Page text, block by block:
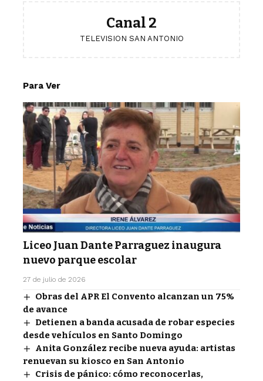
Canal 2
TELEVISION SAN ANTONIO
Para Ver
Liceo Juan Dante Parraguez inaugura
nuevo parque escolar
27 de julio de 2026
Obras del APR El Convento alcanzan un 75%
de avance
Detienen a banda acusada de robar especies
desde vehículos en Santo Domingo
Anita González recibe nueva ayuda: artistas
renuevan su kiosco en San Antonio
Crisis de pánico: cómo reconocerlas,